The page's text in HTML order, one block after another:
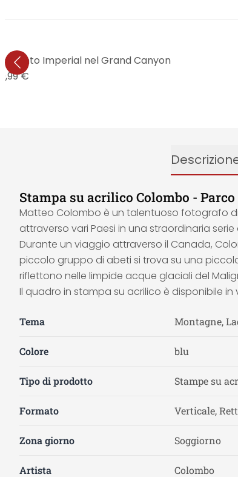
Punto Imperial nel Grand Canyon
€
Stampa su acrilico Colombo -
Matteo Colombo è un talentuoso fotografo
attraverso vari Paesi in una straordinaria
Durante un viaggio attraverso il Canada,
piccolo gruppo di abeti si trova su una
riflettono nelle limpide acque glaciali del
Il quadro in stampa su acrilico è disponibile in
Tema Montagne,
Colore blu
Tipo di prodotto Stampe su
Formato Verticale,
Zona giorno Soggiorno
Artista Colombo